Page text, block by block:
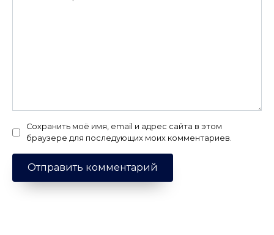
Сохранить моё имя, email и адрес сайта в этом
браузере для последующих моих комментариев.